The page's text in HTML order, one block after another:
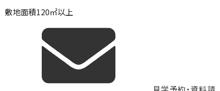
敷地面積120㎡以上